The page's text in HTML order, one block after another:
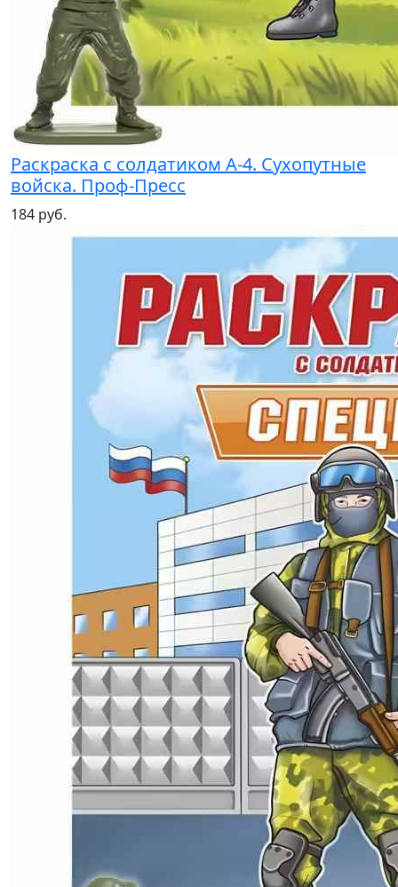
Раскраска с солдатиком А-4. Сухопутные
войска. Проф-Пресс
184 руб.